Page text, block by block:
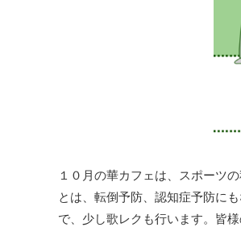
１０月の華カフェは、スポーツ
とは、転倒予防、認知症予防に
で、少し歌レクも行います。皆